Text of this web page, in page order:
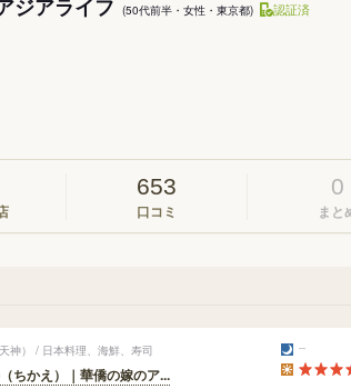
ジアライフ (50代前半・女性・東京都) 認証済
653
口コミ
0
まと
神） / 日本料理、海鮮、寿司
ちかえ）｜華僑の嫁のア...